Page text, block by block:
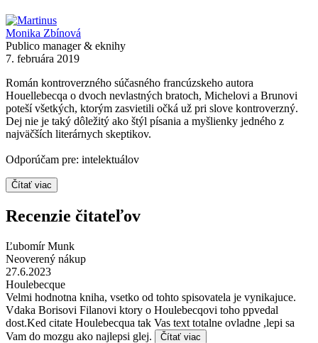
Monika Zbínová
Publico manager & eknihy
7. februára 2019
Román kontroverzného súčasného francúzskeho autora
Houellebecqa o dvoch nevlastných bratoch, Michelovi a Brunovi
poteší všetkých, ktorým zasvietili očká už pri slove kontroverzný.
Dej nie je taký dôležitý ako štýl písania a myšlienky jedného z
najväčších literárnych skeptikov.
Odporúčam pre: intelektuálov
Čítať viac
Recenzie čitateľov
Ľubomír Munk
Neoverený nákup
27.6.2023
Houlebecque
Velmi hodnotna kniha, vsetko od tohto spisovatela je vynikajuce.
Vdaka Borisovi Filanovi ktory o Houlebecqovi toho ppvedal
dost.Ked citate Houlebecqua tak Vas text totalne ovladne ,lepi sa
Vam do mozgu ako najlepsi glej.
Čítať viac